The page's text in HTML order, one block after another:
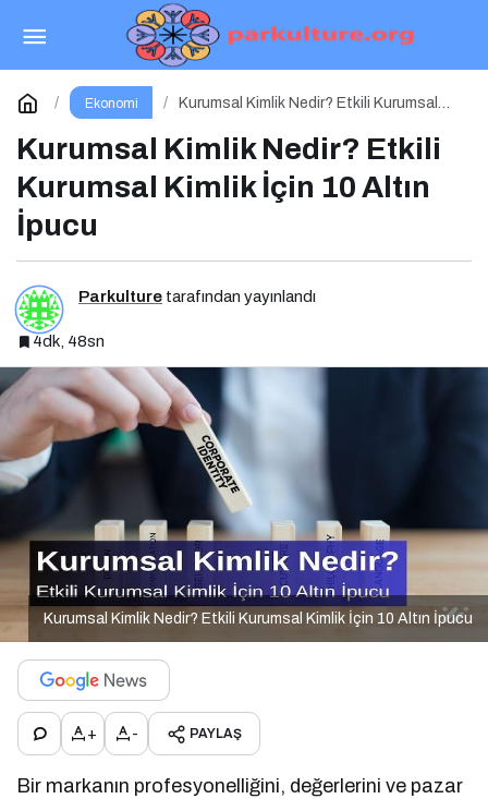
Ekonomi
Kurumsal Kimlik Nedir? Etkili Kurumsal
Kurumsal Kimlik Nedir? Etkili
Kurumsal Kimlik İçin 10 Altın
İpucu
Parkulture tarafından yayınlandı
4dk, 48sn
Kurumsal Kimlik Nedir? Etkili Kurumsal Kimlik İçin 10 Altın İpucu
+ - PAYLAŞ
Bir markanın profesyonelliğini, değerlerini ve pazar
Kişisel Markalaşma Nedir Etkili Kişisel
Markalaşma için 10 Altın İpucu
Yorum Yap